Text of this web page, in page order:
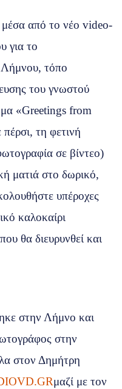
από το νέο video-
για το
Λήμνου, τόπο
του γνωστού
«Greetings from
τη φετινή
σε βίντεο)
ματιά στο δωρικό,
υπέροχες
καλοκαίρι
θα διευρυνθεί και
στην Λήμνο και
στην
στον Δημήτρη
μαζί με τον